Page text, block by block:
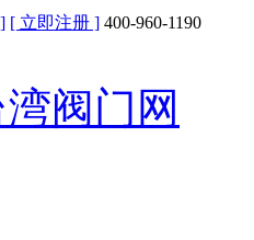
[ 立即注册 ] 400-960-1190
湾阀门网